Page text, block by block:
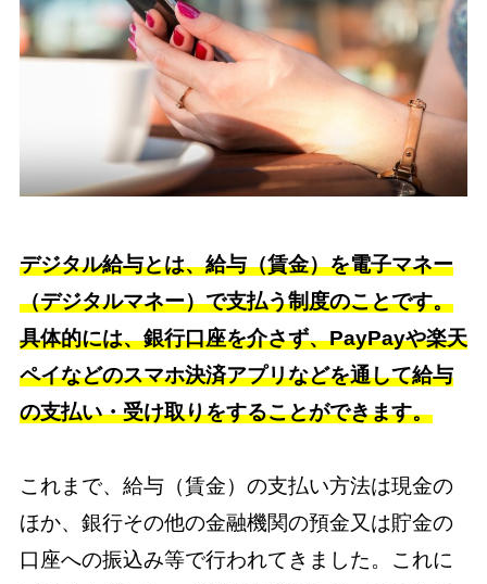
デジタル給与とは、給与（賃金）を電子マネー
（デジタルマネー）で支払う制度のことです。
具体的には、銀行口座を介さず、PayPayや楽天
ペイなどのスマホ決済アプリなどを通して給与
の支払い・受け取りをすることができます。
これまで、給与（賃金）の支払い方法は現金の
ほか、銀行その他の金融機関の預金又は貯金の
口座への振込み等で行われてきました。これに